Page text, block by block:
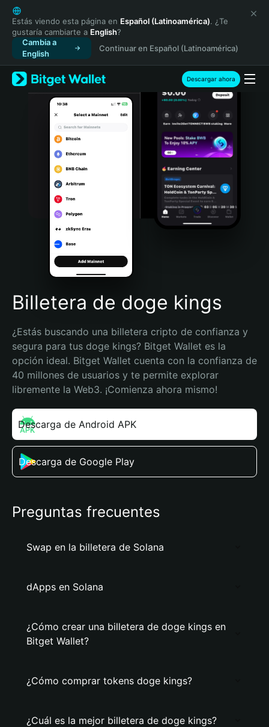
English
日本語
Tiếng Việt
Русский
Español (Latinoamérica)
Türkçe
Italiano
Português (Portugal)
Bahasa Indonesia
Português (Brasil)
Español (Argentina)
Estás viendo esta página en Español (Latinoamérica). ¿Te
gustaría cambiarte a English?
Cambia a
English
Continuar en Español (Latinoamérica)
Descargar ahora
Billetera de doge kings
¿Estás buscando una billetera cripto de confianza y
segura para tus doge kings? Bitget Wallet es la
opción ideal. Bitget Wallet cuenta con la confianza de
40 millones de usuarios y te permite explorar
libremente la Web3. ¡Comienza ahora mismo!
Descarga de Android APK
Descarga de Google Play
Preguntas frecuentes
Swap en la billetera de Solana
dApps en Solana
¿Cómo crear una billetera de doge kings en
Bitget Wallet?
¿Cómo comprar tokens doge kings?
¿Cuál es la mejor billetera de doge kings?